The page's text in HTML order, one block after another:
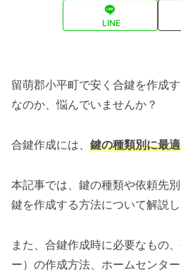
LINE
留萌郡小平町で安く合鍵を作成
なのか、悩んでいませんか？
合鍵作成には、 鍵の種類別に最
本記事では、鍵の種類や依頼先
鍵を作成する方法について解説し
また、合鍵作成時に必要なもの
ー）の作成方法、ホームセンタ